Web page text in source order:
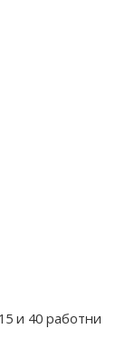
и 40 работни